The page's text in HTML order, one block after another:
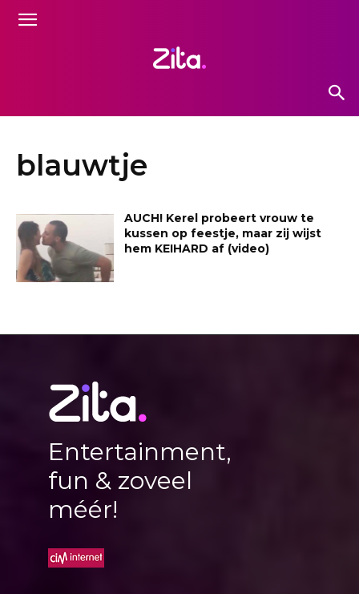
blauwtje
AUCH! Kerel probeert vrouw te
kussen op feestje, maar zij wijst
hem KEIHARD af (video)
Entertainment,
fun & zoveel
méér!